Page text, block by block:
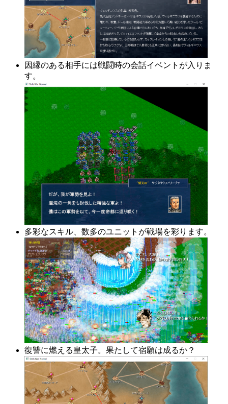
因縁のある相手には戦闘時の会話イベントが入りま
す。
多彩なスキル、数多のユニットが戦場を彩ります。
復讐に燃える皇太子。果たして宿願は成るか？